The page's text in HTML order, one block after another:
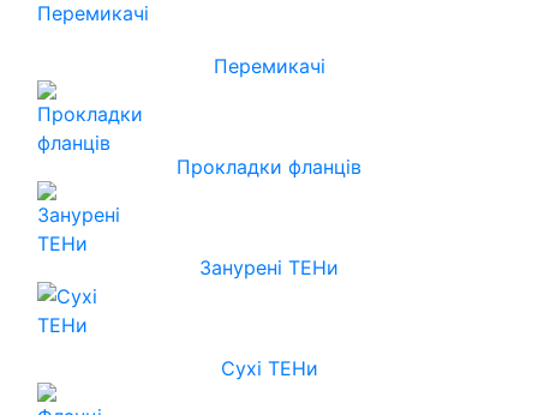
Перемикачі
Прокладки фланців
Занурені ТЕНи
Сухі ТЕНи